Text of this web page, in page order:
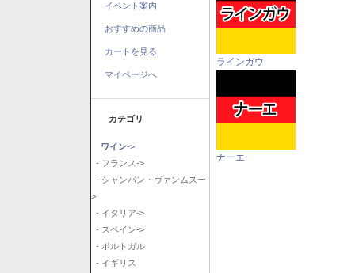
イベント案内
おすすめの商品
カートを見る
マイページへ
カテゴリ
ワイン->
- フランス->
- シャンパン・ヴァンムスー-
>
- イタリア->
- スペイン->
- ポルトガル
- イギリス
ラインガウ
ナーエ